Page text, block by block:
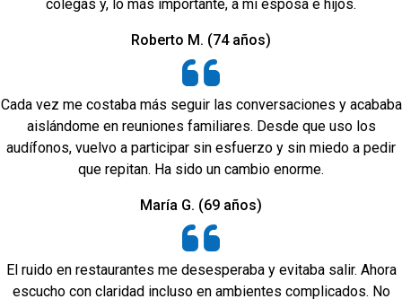
colegas y, lo más importante, a mi esposa e hijos.
Roberto M. (74 años)
Cada vez me costaba más seguir las conversaciones y acababa
aislándome en reuniones familiares. Desde que uso los
audífonos, vuelvo a participar sin esfuerzo y sin miedo a pedir
que repitan. Ha sido un cambio enorme.
María G. (69 años)
El ruido en restaurantes me desesperaba y evitaba salir. Ahora
escucho con claridad incluso en ambientes complicados. No